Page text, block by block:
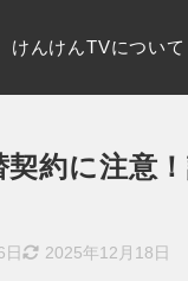
けんけんTVについて
契約に注意
2025年12月18日